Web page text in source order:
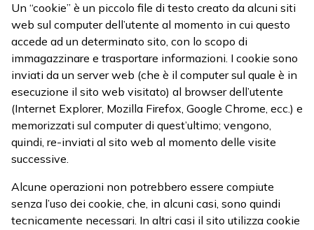
Un “cookie” è un piccolo file di testo creato da alcuni siti
web sul computer dell’utente al momento in cui questo
accede ad un determinato sito, con lo scopo di
immagazzinare e trasportare informazioni. I cookie sono
inviati da un server web (che è il computer sul quale è in
esecuzione il sito web visitato) al browser dell’utente
(Internet Explorer, Mozilla Firefox, Google Chrome, ecc.) e
memorizzati sul computer di quest’ultimo; vengono,
quindi, re-inviati al sito web al momento delle visite
successive.
Alcune operazioni non potrebbero essere compiute
senza l’uso dei cookie, che, in alcuni casi, sono quindi
tecnicamente necessari. In altri casi il sito utilizza cookie